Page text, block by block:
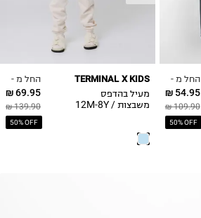
החל מ -
54.95 ₪
109.90 ₪
50% OFF
7Y
8Y
החל מ -
69.95 ₪
139.90 ₪
50% OFF
TERMINAL X KIDS
מעיל בהדפס
משבצות / 12M-8Y